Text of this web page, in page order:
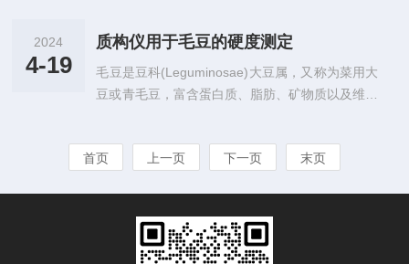
使得物料充分熟化，同时在挤压和剪切力的作用
聚、聚集和交联，氧化生成新的二硫键，伴随着
与...
率，柔韧性和相容性等性质，在组织工程、农业、
药物传输系统、食品添加剂和医疗应用等方面的应
用中表现出较大的优势。为减少环境污染和资源浪
费，利用天然可降解大分子生物聚合物制备高性能
物大分子，它是由直链淀粉和支链淀粉组成的。它
是一种碳水化合物，并且在自然界中含量非常丰
2024
4-19
质构仪用于毛豆的硬度测定
毛豆是豆科(Leguminosae)大豆属，又称为菜用大
豆或青毛豆，富含蛋白质、脂肪、矿物质以及维生
作为人类植物蛋白的重要来源，深受消费者喜爱，
处理还具有排除组织中的空气、防止氧化、减少果
蔬中的硝酸盐以及软化组织的作用。适当的热烫护
首页 上一页 下一页 末页